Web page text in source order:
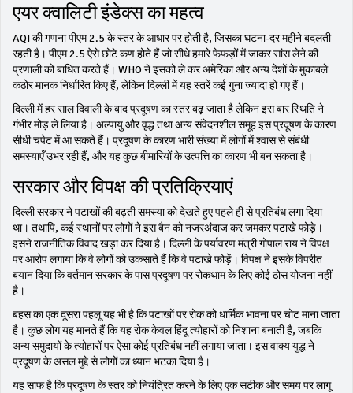
एयर क्वालिटी इंडेक्स का महत्व
AQI की गणना पीएम 2.5 के स्तर के आधार पर होती है, जिसका घटना-दर महीने बदलती
रहती है। पीएम 2.5 ऐसे छोटे कण होते हैं जो सीधे हमारे फेफड़ों में जाकर सांस लेने की
प्रणाली को बाधित करते हैं। WHO ने इसको ले कर अमेरिका और अन्य देशों के मुकाबले
कठोर मानक निर्धारित किए हैं, लेकिन दिल्ली में यह स्तरें कई गुना ज्यादा हो गए हैं।
दिल्ली में हर साल दिवाली के बाद प्रदूषण का स्तर बढ़ जाता है लेकिन इस बार स्थिति ने
गंभीर मोड़ ले लिया है। अल्पायु और वृद्ध तथा अन्य संवेदनशील समूह इस प्रदूषण के कारण
सीधी चपेट में आ सकते हैं। प्रदूषण के कारण भारी संख्या में लोगों में श्वास से संबंधी
समस्याएँ उभर रही हैं, और यह कुछ बीमारियों के उत्पत्ति का कारण भी बन सकता है।
सरकार और विपक्ष की प्रतिक्रियाएं
दिल्ली सरकार ने पटाखों की बढ़ती समस्या को देखते हुए पहले ही से प्रतिबंध लगा दिया
था। तथापि, कई स्थानों पर लोगों ने इस बैन को नजरअंदाज कर जमकर पटाखे फोड़े।
इसने राजनीतिक विवाद खड़ा कर दिया है। दिल्ली के पर्यावरण मंत्री गोपाल राय ने विपक्ष
पर आरोप लगाया कि वे लोगों को उकसाते हैं कि वे पटाखे फोड़ें। विपक्ष ने इसके विपरीत
बयान दिया कि वर्तमान सरकार के पास प्रदूषण पर रोकथाम के लिए कोई ठोस योजना नहीं
है।
बहस का एक दूसरा पहलू यह भी है कि पटाखों पर रोक को धार्मिक भावना पर चोट माना जाता
है। कुछ लोग यह मानते हैं कि यह रोक केवल हिंदू त्योहारों को निशाना बनाती है, जबकि
अन्य समुदायों के त्योहारों पर ऐसा कोई प्रतिबंध नहीं लगाया जाता। इस वाक्य युद्ध ने
प्रदूषण के असल मुद्दे से लोगों का ध्यान भटका दिया है।
यह साफ है कि प्रदूषण के स्तर को नियंत्रित करने के लिए एक सटीक और समय पर लागू